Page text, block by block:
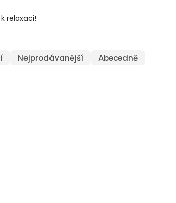
relaxaci!
Nejprodávanější Abecedně